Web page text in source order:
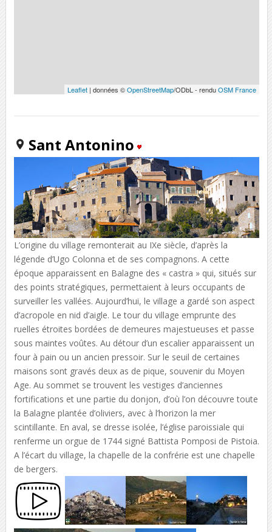
Leaflet | données ©OpenStreetMap/ODbL - renduOSM France
Sant Antonino
L’origine du village remonterait au IXe siècle, d’après la
légende d’Ugo Colonna et de ses compagnons. A cette
époque apparaissent en Balagne des « castra » qui, situés sur
des points stratégiques, permettaient à leurs occupants de
surveiller les vallées. Aujourd’hui, le village a gardé son aspect
d’acropole en nid d’aigle. Le tour du village emprunte des
ruelles étroites bordées de demeures majestueuses et passe
sous maintes voûtes. Au détour d’un escalier apparaissent un
four à pain ou un ancien pressoir. Sur le seuil de certaines
maisons sont gravés deux as de pique, souvenir du Moyen
Age. Au sommet se trouvent les vestiges d’anciennes
fortifications et une partie du donjon, d’où l’on découvre toute
la Balagne plantée d’oliviers, avec à l’horizon la mer
scintillante. En aval, se dresse isolée, l’église paroissiale qui
renferme un orgue de 1744 signé Battista Pomposi de Pistoia.
A l’écart du village, la chapelle de la confrérie est une chapelle
de bergers.